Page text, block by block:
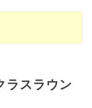
ラスラウン